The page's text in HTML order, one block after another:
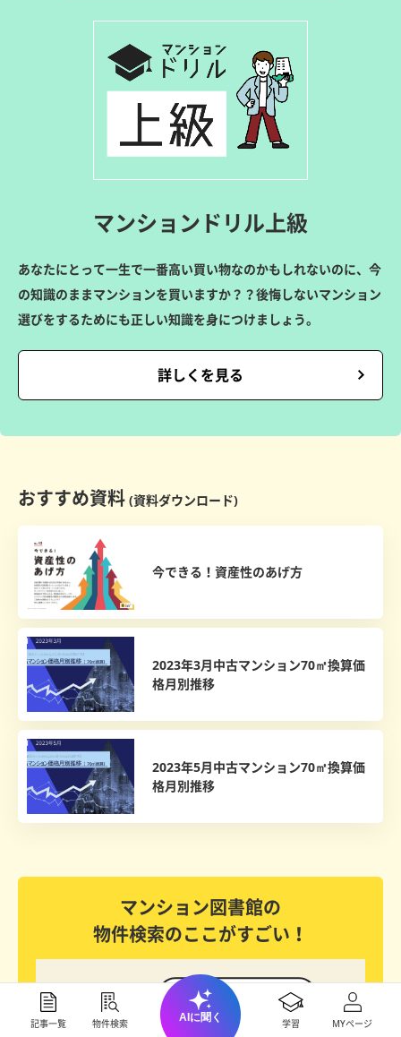
マンションドリル上級
あなたにとって一生で一番高い買い物なのかもしれないのに、今
の知識のままマンションを買いますか？？後悔しないマンション
選びをするためにも正しい知識を身につけましょう。
詳しくを見る
おすすめ資料 (資料ダウンロード)
今できる！資産性のあげ方
2023年3月中古マンション70㎡換算価
格月別推移
2023年5月中古マンション70㎡換算価
格月別推移
マンション図書館の
物件検索のここがすごい！
記事一覧 物件検索 MYページ
学習
AIに聞く